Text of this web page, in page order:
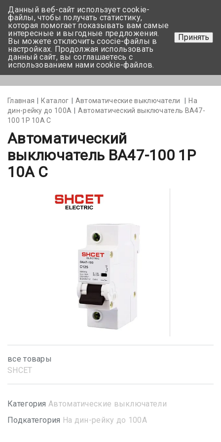
+375 17-350-99-56
+375 44-752-82-08
Задать вопрос
Главная Каталог Автоматические выключатели
На
дин-рейку до 100А
Автоматический выключатель ВА47-
100 1Р 10А С
Автоматический
выключатель ВА47-100 1Р
10А С
все товары
SHСET
Категория Автоматические выключатели
Подкатегория На дин-рейку до 100А
Данный веб-сайт использует cookie-
файлы, чтобы получать статистику,
которая помогает показывать вам самые
интересные и выгодные предложения.
Вы можете отключить coocie-файлы в
настройках. Продолжая использовать
данный сайт, вы соглашаетесь с
использованием нами cookie-файлов.
Принять